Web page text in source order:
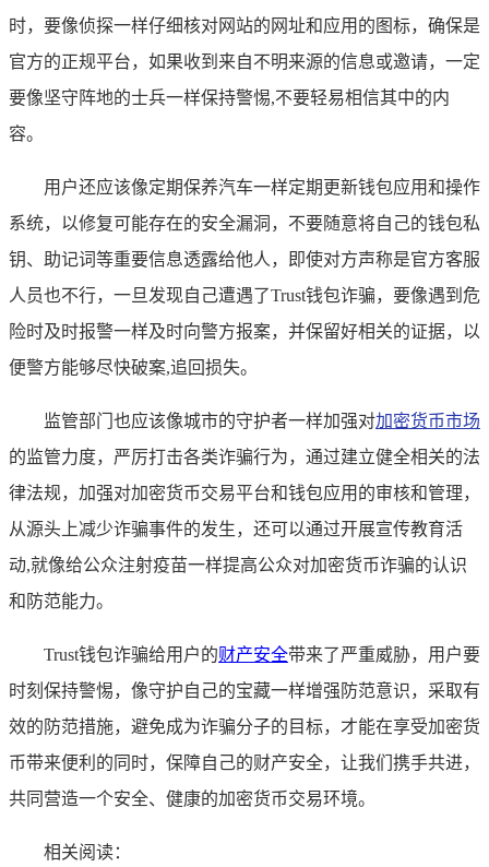
时，要像侦探一样仔细核对网站的网址和应用的图标，确保是
官方的正规平台，如果收到来自不明来源的信息或邀请，一定
要像坚守阵地的士兵一样保持警惕,不要轻易相信其中的内
容。
用户还应该像定期保养汽车一样定期更新钱包应用和操作
系统，以修复可能存在的安全漏洞，不要随意将自己的钱包私
钥、助记词等重要信息透露给他人，即使对方声称是官方客服
人员也不行，一旦发现自己遭遇了Trust钱包诈骗，要像遇到危
险时及时报警一样及时向警方报案，并保留好相关的证据，以
便警方能够尽快破案,追回损失。
监管部门也应该像城市的守护者一样加强对加密货币市场
的监管力度，严厉打击各类诈骗行为，通过建立健全相关的法
律法规，加强对加密货币交易平台和钱包应用的审核和管理，
从源头上减少诈骗事件的发生，还可以通过开展宣传教育活
动,就像给公众注射疫苗一样提高公众对加密货币诈骗的认识
和防范能力。
Trust钱包诈骗给用户的财产安全带来了严重威胁，用户要
时刻保持警惕，像守护自己的宝藏一样增强防范意识，采取有
效的防范措施，避免成为诈骗分子的目标，才能在享受加密货
币带来便利的同时，保障自己的财产安全，让我们携手共进，
共同营造一个安全、健康的加密货币交易环境。
相关阅读：